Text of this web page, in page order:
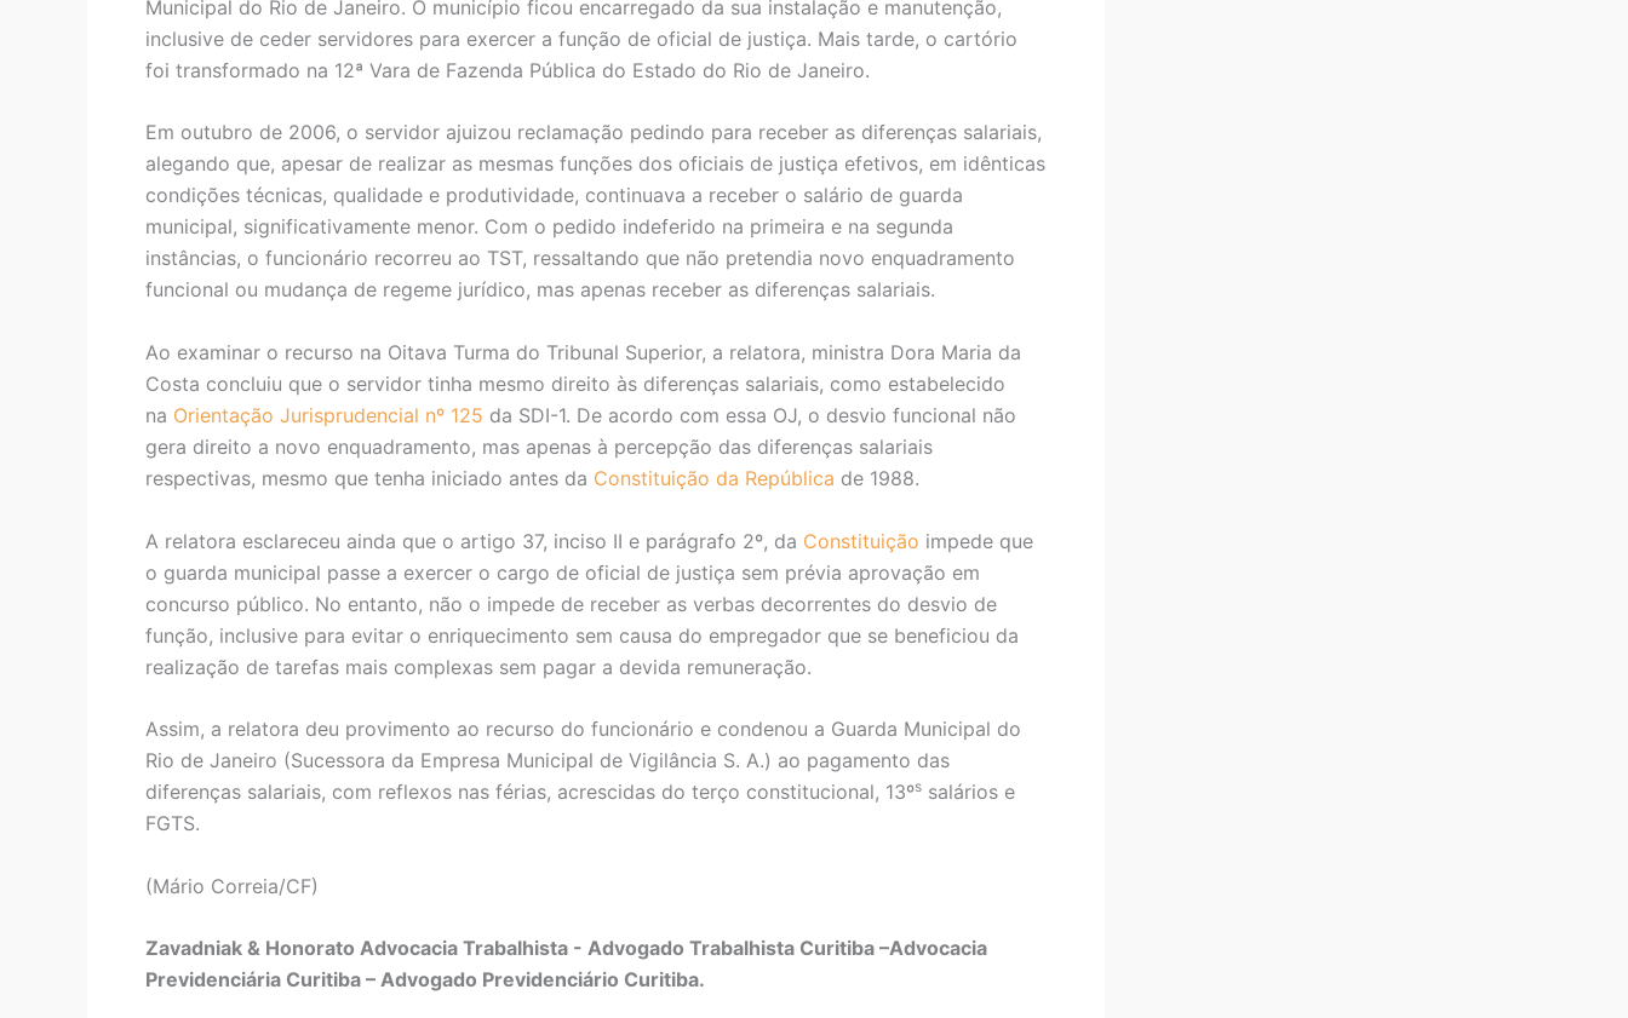
Municipal do Rio de Janeiro. O município ficou encarregado da sua instalação e manutenção,
inclusive de ceder servidores para exercer a função de oficial de justiça. Mais tarde, o cartório
foi transformado na 12ª Vara de Fazenda Pública do Estado do Rio de Janeiro.
Em outubro de 2006, o servidor ajuizou reclamação pedindo para receber as diferenças salariais,
alegando que, apesar de realizar as mesmas funções dos oficiais de justiça efetivos, em idênticas
condições técnicas, qualidade e produtividade, continuava a receber o salário de guarda
municipal, significativamente menor. Com o pedido indeferido na primeira e na segunda
instâncias, o funcionário recorreu ao TST, ressaltando que não pretendia novo enquadramento
funcional ou mudança de regeme jurídico, mas apenas receber as diferenças salariais.
Ao examinar o recurso na Oitava Turma do Tribunal Superior, a relatora, ministra Dora Maria da
Costa concluiu que o servidor tinha mesmo direito às diferenças salariais, como estabelecido
na Orientação Jurisprudencial nº 125 da SDI-1. De acordo com essa OJ, o desvio funcional não
gera direito a novo enquadramento, mas apenas à percepção das diferenças salariais
respectivas, mesmo que tenha iniciado antes da Constituição da República de 1988.
A relatora esclareceu ainda que o artigo 37, inciso II e parágrafo 2º, da Constituição impede que
o guarda municipal passe a exercer o cargo de oficial de justiça sem prévia aprovação em
concurso público. No entanto, não o impede de receber as verbas decorrentes do desvio de
função, inclusive para evitar o enriquecimento sem causa do empregador que se beneficiou da
realização de tarefas mais complexas sem pagar a devida remuneração.
Assim, a relatora deu provimento ao recurso do funcionário e condenou a Guarda Municipal do
Rio de Janeiro (Sucessora da Empresa Municipal de Vigilância S. A.) ao pagamento das
diferenças salariais, com reflexos nas férias, acrescidas do terço constitucional, 13ºs salários e
FGTS.
(Mário Correia/CF)
Zavadniak & Honorato Advocacia Trabalhista - Advogado Trabalhista Curitiba –Advocacia
Previdenciária Curitiba – Advogado Previdenciário Curitiba.